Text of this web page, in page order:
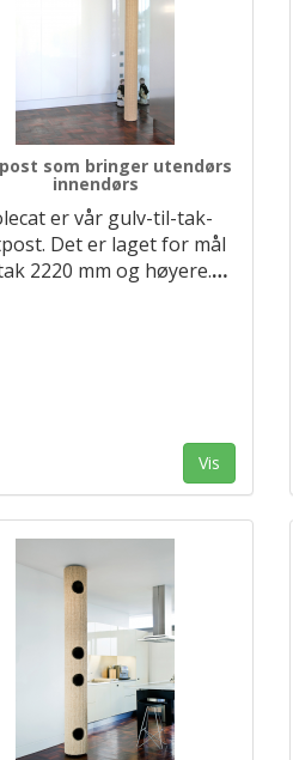
som bringer utendørs
innendørs
er vår gulv-til-tak-
Det er laget for mål
2220 mm og høyere.…
Vis